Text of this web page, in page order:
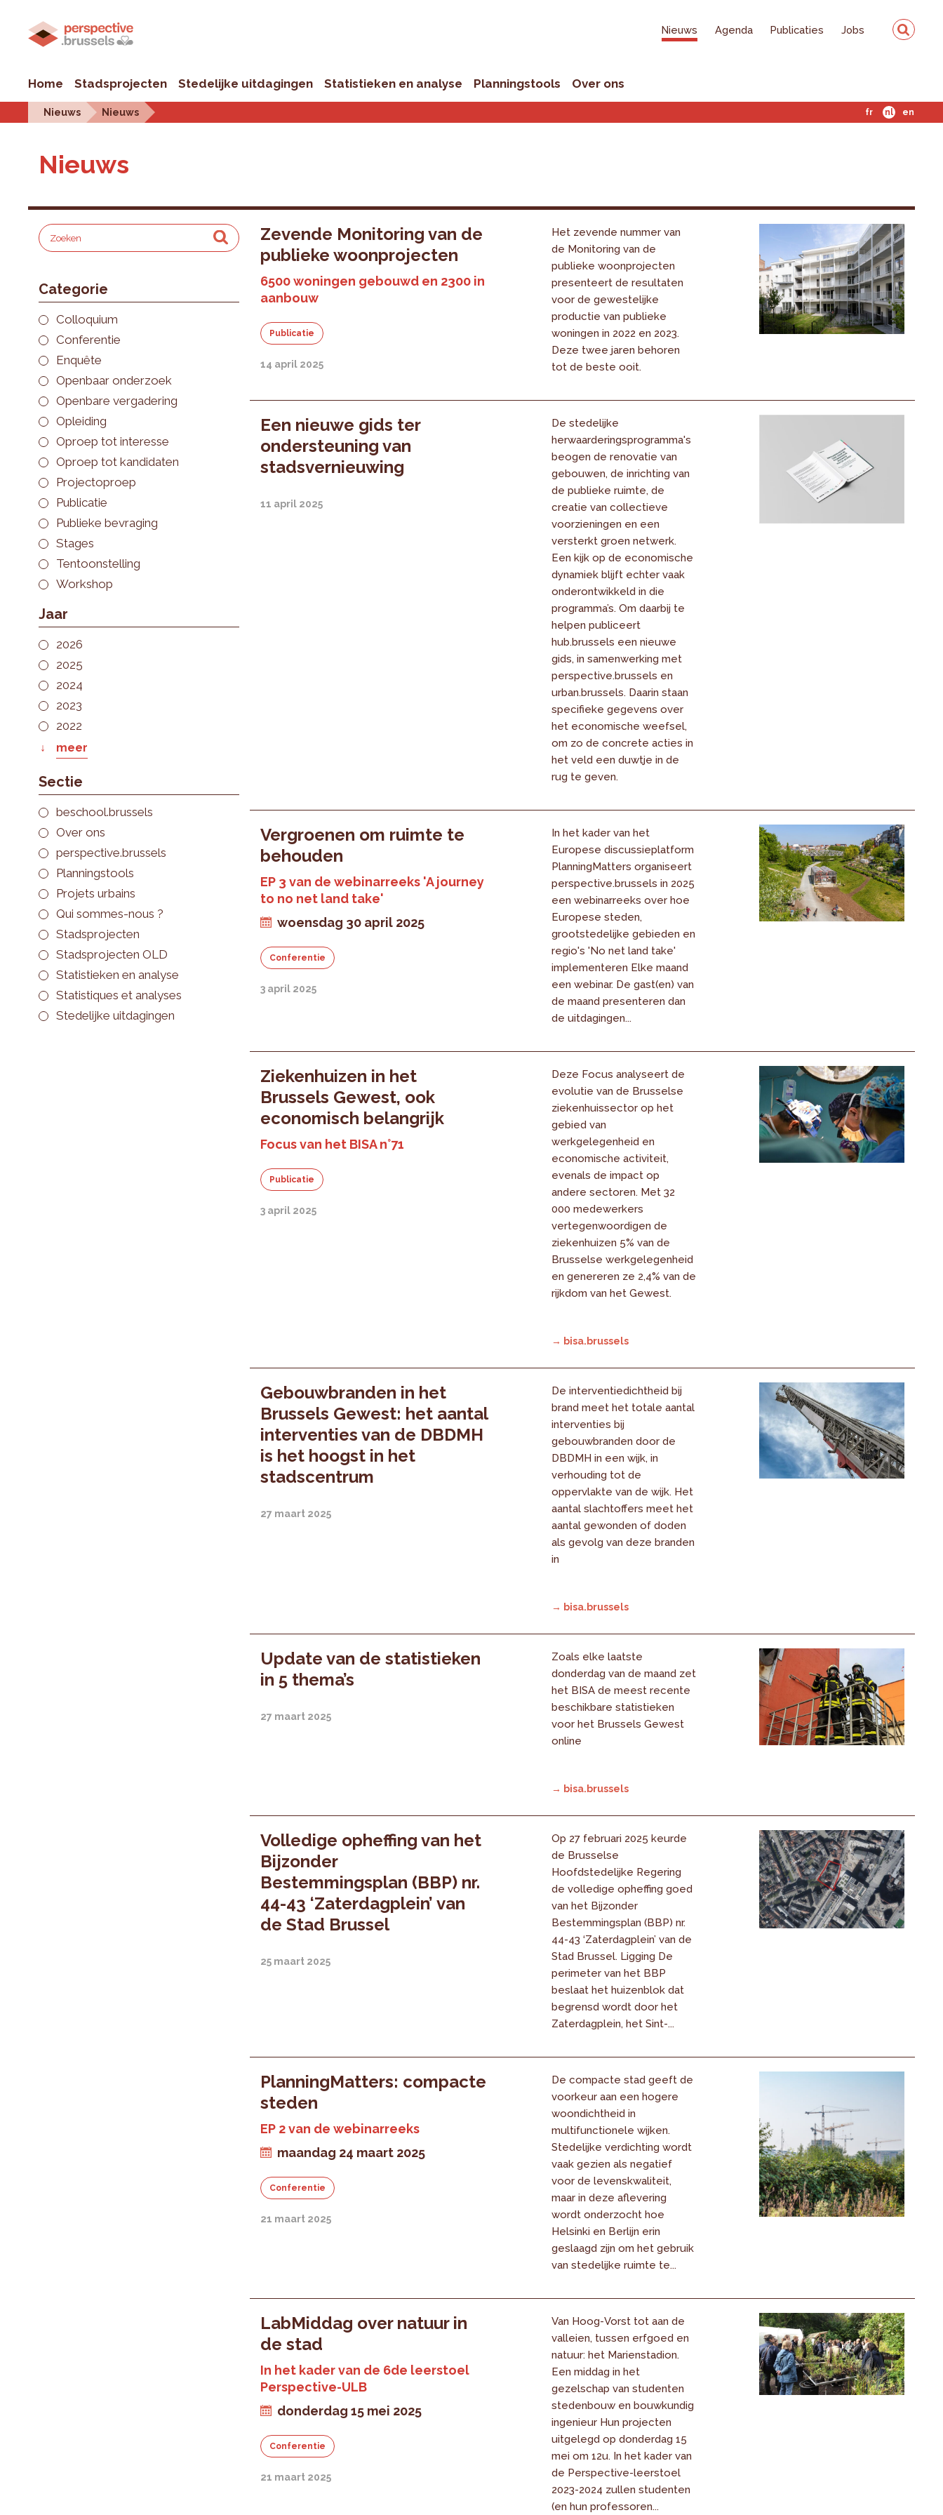
Nieuws Agenda Publicaties Jobs
Home Stadsprojecten Stedelijke uitdagingen Statistieken en analyse Planningstools Over ons
Nieuws Nieuws fr nl en
Nieuws
Categorie
Colloquium
Conferentie
Enquête
Openbaar onderzoek
Openbare vergadering
Opleiding
Oproep tot interesse
Oproep tot kandidaten
Projectoproep
Publicatie
Publieke bevraging
Stages
Tentoonstelling
Workshop
Jaar
2026
2025
2024
2023
2022
meer
Sectie
beschool.brussels
Over ons
perspective.brussels
Planningstools
Projets urbains
Qui sommes-nous ?
Stadsprojecten
Stadsprojecten OLD
Statistieken en analyse
Statistiques et analyses
Stedelijke uitdagingen
Zevende Monitoring van de
publieke woonprojecten
6500 woningen gebouwd en 2300 in
aanbouw
Publicatie
14 april 2025
Het zevende nummer van
de Monitoring van de
publieke woonprojecten
presenteert de resultaten
voor de gewestelijke
productie van publieke
woningen in 2022 en 2023.
Deze twee jaren behoren
tot de beste ooit.
Een nieuwe gids ter
ondersteuning van
stadsvernieuwing
11 april 2025
De stedelijke
herwaarderingsprogramma's
beogen de renovatie van
gebouwen, de inrichting van
de publieke ruimte, de
creatie van collectieve
voorzieningen en een
versterkt groen netwerk.
Een kijk op de economische
dynamiek blijft echter vaak
onderontwikkeld in die
programma’s. Om daarbij te
helpen publiceert
hub.brussels een nieuwe
gids, in samenwerking met
perspective.brussels en
urban.brussels. Daarin staan
specifieke gegevens over
het economische weefsel,
om zo de concrete acties in
het veld een duwtje in de
rug te geven.
Vergroenen om ruimte te
behouden
EP 3 van de webinarreeks 'A journey
to no net land take'
woensdag 30 april 2025
Conferentie
3 april 2025
In het kader van het
Europese discussieplatform
PlanningMatters organiseert
perspective.brussels in 2025
een webinarreeks over hoe
Europese steden,
grootstedelijke gebieden en
regio's 'No net land take'
implementeren Elke maand
een webinar. De gast(en) van
de maand presenteren dan
de uitdagingen...
Ziekenhuizen in het
Brussels Gewest, ook
economisch belangrijk
Focus van het BISA n°71
Publicatie
3 april 2025
Deze Focus analyseert de
evolutie van de Brusselse
ziekenhuissector op het
gebied van
werkgelegenheid en
economische activiteit,
evenals de impact op
andere sectoren. Met 32
000 medewerkers
vertegenwoordigen de
ziekenhuizen 5% van de
Brusselse werkgelegenheid
en genereren ze 2,4% van de
rijkdom van het Gewest.
→ bisa.brussels
Gebouwbranden in het
Brussels Gewest: het aantal
interventies van de DBDMH
is het hoogst in het
stadscentrum
27 maart 2025
De interventiedichtheid bij
brand meet het totale aantal
interventies bij
gebouwbranden door de
DBDMH in een wijk, in
verhouding tot de
oppervlakte van de wijk. Het
aantal slachtoffers meet het
aantal gewonden of doden
als gevolg van deze branden
in
→ bisa.brussels
Update van de statistieken
in 5 thema’s
27 maart 2025
Zoals elke laatste
donderdag van de maand zet
het BISA de meest recente
beschikbare statistieken
voor het Brussels Gewest
online
→ bisa.brussels
Volledige opheffing van het
Bijzonder
Bestemmingsplan (BBP) nr.
44-43 ‘Zaterdagplein’ van
de Stad Brussel
25 maart 2025
Op 27 februari 2025 keurde
de Brusselse
Hoofdstedelijke Regering
de volledige opheffing goed
van het Bijzonder
Bestemmingsplan (BBP) nr.
44-43 ‘Zaterdagplein’ van de
Stad Brussel. Ligging De
perimeter van het BBP
beslaat het huizenblok dat
begrensd wordt door het
Zaterdagplein, het Sint-...
PlanningMatters: compacte
steden
EP 2 van de webinarreeks
maandag 24 maart 2025
Conferentie
21 maart 2025
De compacte stad geeft de
voorkeur aan een hogere
woondichtheid in
multifunctionele wijken.
Stedelijke verdichting wordt
vaak gezien als negatief
voor de levenskwaliteit,
maar in deze aflevering
wordt onderzocht hoe
Helsinki en Berlijn erin
geslaagd zijn om het gebruik
van stedelijke ruimte te...
LabMiddag over natuur in
de stad
In het kader van de 6de leerstoel
Perspective-ULB
donderdag 15 mei 2025
Conferentie
21 maart 2025
Van Hoog-Vorst tot aan de
valleien, tussen erfgoed en
natuur: het Marienstadion.
Een middag in het
gezelschap van studenten
stedenbouw en bouwkundig
ingenieur Hun projecten
uitgelegd op donderdag 15
mei om 12u. In het kader van
de Perspective-leerstoel
2023-2024 zullen studenten
(en hun professoren...